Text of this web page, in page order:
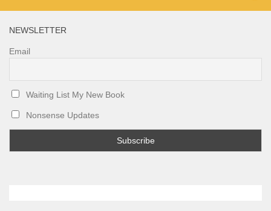
NEWSLETTER
Email
Waiting List My New Book
Nonsense Updates